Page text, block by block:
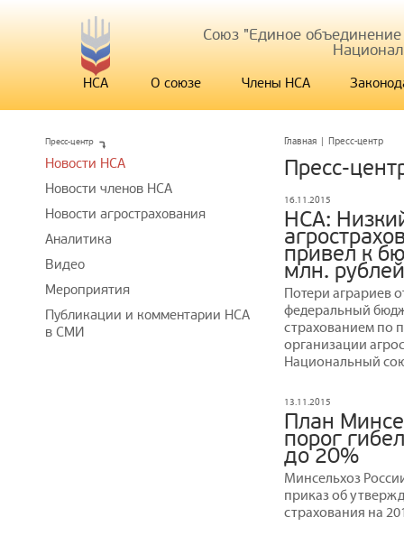
Союз "Единое
НСА О союзе Члены НСА
Главная | Пресс-центр
Пресс-
16.11.2015
НСА:
привел к
млн. рублей
Потери аграриев
федеральный
страхованием по
организации
Национальный
13.11.2015
План
порог
до 20%
Минсельхоз
приказ об
страхования на
Пресс-центр
Новости НСА
Новости членов НСА
Новости агрострахования
Аналитика
Видео
Мероприятия
Публикации и комментарии НСА
в СМИ